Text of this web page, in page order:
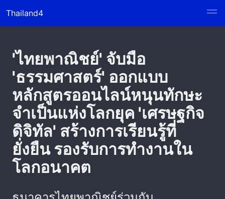
Thailand4
'ไทยพาณิชย์' จับมือ
'ธรรมศาสตร์' ออกแบบ
หลักสูตรออนไลน์หนุนทักษะ
จำเป็นแห่งโลกยุค 'เศรษฐกิจ
ดิจิทัล' สร้างการเรียนรู้ที่
ยั่งยืน รองรับการทำงานใน
โลกอนาคต